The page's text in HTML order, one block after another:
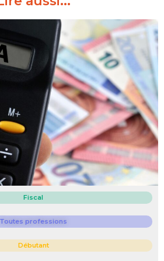
Fiscal
Toutes professions
Débutant